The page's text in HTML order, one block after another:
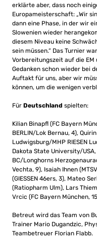
erklärte aber, dass noch
Europameisterschaft: „Wir
dann eine Phase, in der wir
Slowenien wieder
diesem Niveau keine
sein müssen.“ Das Turnier
Vorbereitungszeit auf die
Gedanken schon wieder bei
Auftakt für uns, aber wir
können, um die wenigen
Für Deutschland spielten:
Kilian Binapfl (FC Bayern
BERLIN/Lok Bernau, 4),
Ludwigsburg/MHP RIESEN
Dakota State University/
BC/Longhorns
Vechta, 9), Isaiah Ihnen
(GIESSEN 46ers, 3), Mateo
(Ratiopharm Ulm), Lars
Vrcic (FC Bayern München,
Betreut wird das Team von
Trainer Mario Dugandzic,
Teambetreuer Florian Flabb.